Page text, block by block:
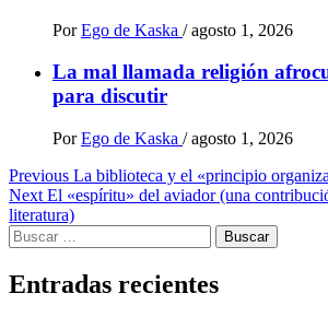
Por Ego de Kaska / agosto 1, 2026
La mal llamada religión
para discutir
Por Ego de Kaska / agosto 1, 2026
Post
navigation
Previous La biblioteca y el «principio
Next El «espíritu» del aviador (una
literatura)
Buscar:
Entradas recientes